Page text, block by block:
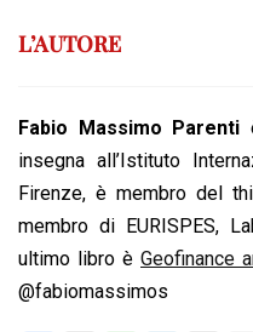
L’AUTORE
Fabio Massimo Parenti
insegna all’Istituto
Firenze, è membro del
membro di EURISPES,
ultimo libro è Geofinance
@fabiomassimos